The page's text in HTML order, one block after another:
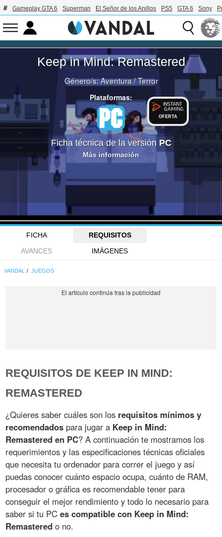
Gameplay GTA 6 Superman El Señor de los Anillos PS5 GTA 6 Sony
Keep in Mind: Remastered
Género/s:Aventura/Terror
Plataformas:
OFERTA
Ficha técnica de la versión PC
Más información
FICHA
REQUISITOS
AVANCES
IMÁGENES
VANDAL JUEGOS
REQUISITOS DE KEEP IN MIND:
REMASTERED
¿Quieres saber cuáles son los requisitos mínimos y
recomendados para jugar a Keep in Mind:
Remastered en PC? A continuación te mostramos los
requerimientos y las especificaciones técnicas oficiales
que necesita tu ordenador para correr el juego y así
puedas conocer cuánto espacio ocupa, cuánto de RAM,
procesador o gráfica es recomendable tener para
conseguir el mejor rendimiento y todo lo necesario para
saber si tu PCes compatible con Keep in Mind:
Remastered o no.